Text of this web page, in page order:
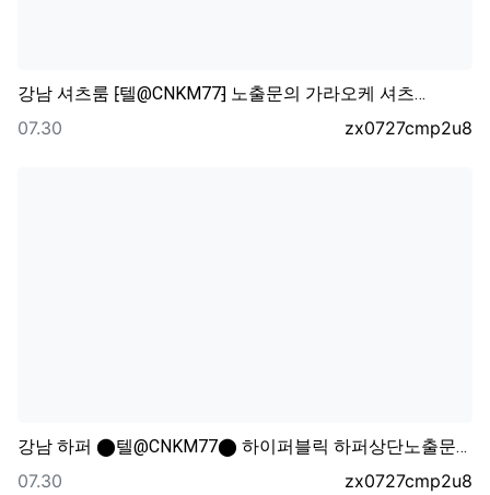
강남 셔츠룸 ⁅텔@CNKM77⁆ 노출문의 가라오케 셔츠…
등록자
zx0727cmp2u8
등록일
07.30
강남 하퍼 ⬤텔@CNKM77⬤ 하이퍼블릭 하퍼상단노출문…
등록자
zx0727cmp2u8
등록일
07.30